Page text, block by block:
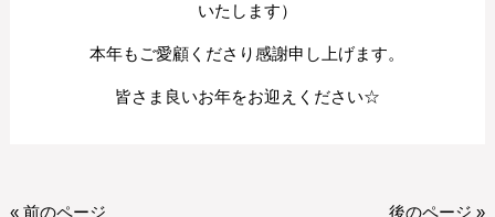
いたします）
本年もご愛顧くださり感謝申し上げます。
皆さま良いお年をお迎えください☆
« 前のページ 後のページ »